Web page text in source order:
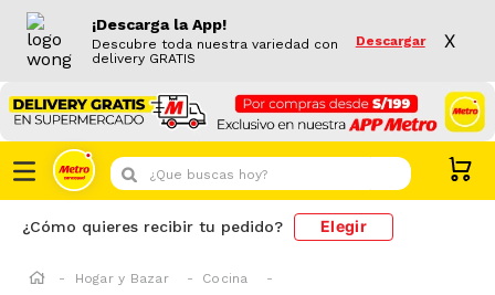
¡Descarga la App!
Descubre toda nuestra variedad con
delivery GRATIS
Descargar X
¿Que buscas hoy?
¿Cómo quieres recibir tu pedido? Elegir
Hogar y Bazar
Cocina